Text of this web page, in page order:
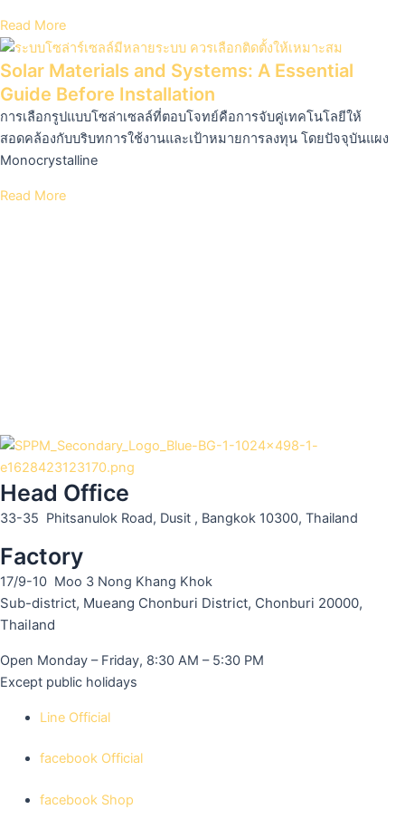
Read More
Solar Materials and Systems: A Essential
Guide Before Installation
การเลือกรูปแบบโซล่าเซลล์ที่ตอบโจทย์คือการจับคู่เทคโนโลยีให้
สอดคล้องกับบริบทการใช้งานและเป้าหมายการลงทุน โดยปัจจุบันแผง
Monocrystalline
Read More
Head Office
33-35 Phitsanulok Road, Dusit , Bangkok 10300, Thailand
Factory
17/9-10 Moo 3 Nong Khang Khok
Sub-district, Mueang Chonburi District, Chonburi 20000,
Thailand
Open Monday – Friday, 8:30 AM – 5:30 PM
Except public holidays
Line Official
facebook Official
facebook Shop